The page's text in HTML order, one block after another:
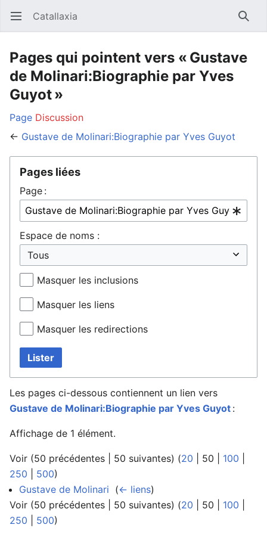
Ouvrir le menu principal Catallaxia
Pages qui pointent vers « Gustave
de Molinari:Biographie par Yves
Guyot »
Page Discussion
← Gustave de Molinari:Biographie par Yves Guyot
Pages liées
Page :
Espace de noms :
Masquer les inclusions
Masquer les liens
Masquer les redirections
Lister
Les pages ci-dessous contiennent un lien vers
Gustave de Molinari:Biographie par Yves Guyot :
Affichage de 1 élément.
Voir (50 précédentes 50 suivantes) (20 50 100
250
500)
Gustave de Molinari (← liens)
Voir (50 précédentes 50 suivantes) (20 50 100
250
500)